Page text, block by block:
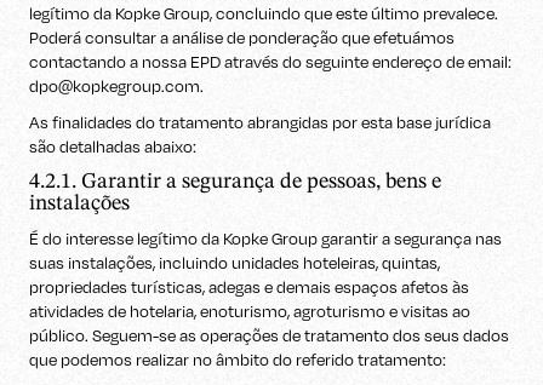
legítimo da Kopke Group, concluindo que este último prevalece.
Poderá consultar a análise de ponderação que efetuámos
contactando a nossa EPD através do seguinte endereço de email:
dpo@kopkegroup.com.
As finalidades do tratamento abrangidas por esta base jurídica
são detalhadas abaixo:
4.2.1. Garantir a segurança de pessoas, bens e
instalações
É do interesse legítimo da Kopke Group garantir a segurança nas
suas instalações, incluindo unidades hoteleiras, quintas,
propriedades turísticas, adegas e demais espaços afetos às
atividades de hotelaria, enoturismo, agroturismo e visitas ao
público. Seguem-se as operações de tratamento dos seus dados
que podemos realizar no âmbito do referido tratamento: